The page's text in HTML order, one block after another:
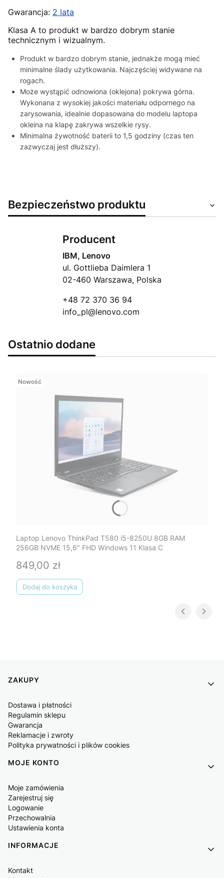
Gwarancja: 2 lata
Klasa A to produkt w bardzo dobrym stanie
technicznym i wizualnym.
Produkt w bardzo dobrym stanie, jednakże mogą mieć
minimalne ślady użytkowania. Najczęściej widywane na
rogach.
Może wystąpić odnowiona (oklejona) pokrywa górna.
Wykonana z wysokiej jakości materiału odpornego na
zarysowania, idealnie dopasowana do modelu laptopa
okleina na klapę zakrywa wszelkie rysy.
Minimalna żywotność baterii to 1,5 godziny (czas ten
zazwyczaj jest dłuższy).
Bezpieczeństwo produktu
Producent
IBM, Lenovo
ul. Gottlieba Daimlera 1
02-460 Warszawa, Polska
+48 72 370 36 94
info_pl@lenovo.com
Ostatnio dodane
Nowość
Laptop Lenovo ThinkPad T580 i5-8250U 8GB RAM
256GB NVME 15,6" FHD Windows 11 Klasa C
Cena
849,00 zł
Dodaj do koszyka
Linki w stopce
ZAKUPY
Dostawa i płatności
Regulamin sklepu
Gwarancja
Reklamacje i zwroty
Polityka prywatności i plików cookies
MOJE KONTO
Moje zamówienia
Zarejestruj się
Logowanie
Przechowalnia
Ustawienia konta
INFORMACJE
Kontakt